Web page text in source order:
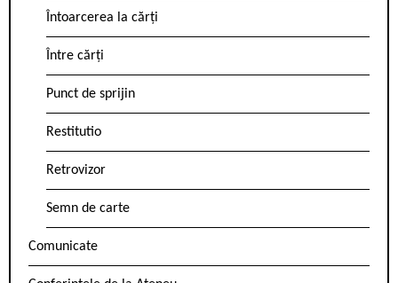
Întoarcerea la cărți
Între cărți
Punct de sprijin
Restitutio
Retrovizor
Semn de carte
Comunicate